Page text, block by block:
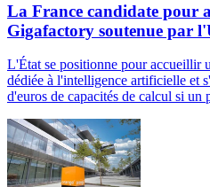
La France candidate pour
Gigafactory soutenue par
L'État se positionne pour accueillir
dédiée à l'intelligence artificielle et
d'euros de capacités de calcul si un